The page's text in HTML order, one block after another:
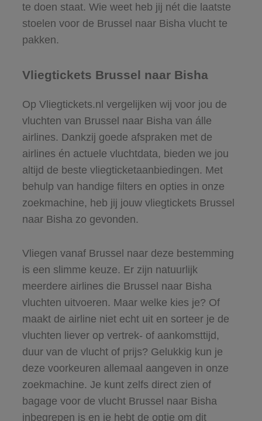
te doen staat. Wie weet heb jij nét die laatste
stoelen voor de Brussel naar Bisha vlucht te
pakken.
Vliegtickets Brussel naar Bisha
Op Vliegtickets.nl vergelijken wij voor jou de
vluchten van Brussel naar Bisha van álle
airlines. Dankzij goede afspraken met de
airlines én actuele vluchtdata, bieden we jou
altijd de beste vliegticketaanbiedingen. Met
behulp van handige filters en opties in onze
zoekmachine, heb jij jouw vliegtickets Brussel
naar Bisha zo gevonden.
Vliegen vanaf Brussel naar deze bestemming
is een slimme keuze. Er zijn natuurlijk
meerdere airlines die Brussel naar Bisha
vluchten uitvoeren. Maar welke kies je? Of
maakt de airline niet echt uit en sorteer je de
vluchten liever op vertrek- of aankomsttijd,
duur van de vlucht of prijs? Gelukkig kun je
deze voorkeuren allemaal aangeven in onze
zoekmachine. Je kunt zelfs direct zien of
bagage voor de vlucht Brussel naar Bisha
inbegrepen is en je hebt de optie om dit